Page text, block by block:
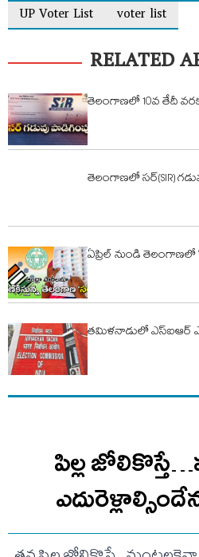
UP Voter List
voter list
RELATED
తెలంగాణలో 10వ తేదీ
తెలంగాణలో సర్(SIR)
ఏప్రిల్​ నుండి తెలంగాణలో
తమిళనాడులో ఎస్ఐఆర్
పిల్ల